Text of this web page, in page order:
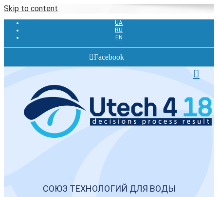
Skip to content
UA
RU
EN
Facebook
СОЮЗ ТЕХНОЛОГИЙ ДЛЯ ВОДЫ